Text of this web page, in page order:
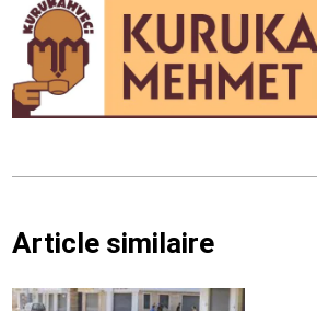
Article similaire